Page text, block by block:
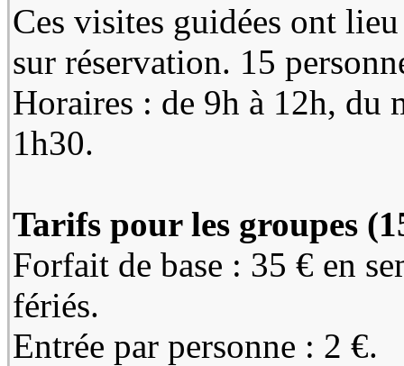
Ces visites guidées ont
sur réservation. 15
Horaires : de 9h à 12h, du
1h30.
Tarifs pour les groupes
Forfait de base : 35 € en
fériés.
Entrée par personne : 2 €.